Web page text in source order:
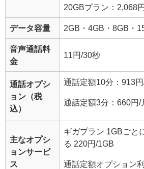
20GBプラン： 2,068円
データ容量 2GB・4GB・8GB・
音声通話料
金
11円/30秒
通話オプシ
ョン（税
込）
通話定額10分：913円
通話定額3分：660円/
主なオプシ
ョンサービ
ス
ギガプラン 1GBごと
る 220円/1GB
通話定額オプション